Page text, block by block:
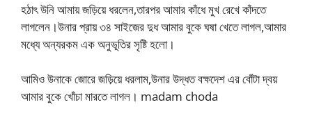
হঠাৎ উনি আমায় জড়িয়ে ধরলেন,তারপর আমার কাঁধে মুখ রেখে কাঁদতে
লাগলেন।উনার প্রায় ৩৪ সাইজের দুধ আমার বুকে ঘষা খেতে লাগল,আমার
মধ্যে অন্যরকম এক অনুভূতির সৃষ্টি হলো।
আমিও উনাকে জোরে জড়িয়ে ধরলাম,উনার উদ্ধত বক্ষদেশ এর বোঁটা দ্বয়
আমার বুকে খোঁচা মারতে লাগল। madam choda